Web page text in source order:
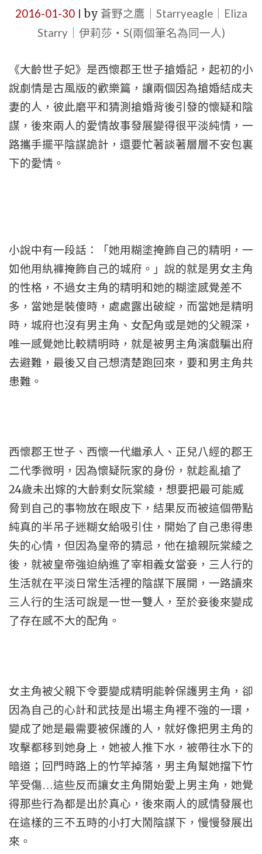
2016-01-30| by 蒼野之鷹｜Starryeagle｜Eliza
Starry｜伊莉莎・S(兩個筆名為同一人)
《大齡世子妃》是西懷郡王世子搶婚記，起初的小
說劇情是古風版的歡樂篇，讓兩個因為搶婚結成夫
妻的人，彼此磨平和猜測搶婚背後引發的懷疑和陰
謀，後來兩人的愛情故事發展變得很平淡純情，一
路攜手擺平陰謀詭計，還要忙著談著層層不安包裏
下的愛情。
小說中有一段話：「她用糊塗掩飾自己的精明，一
如他用紈褲掩飾自己的城府。」說的就是男女主角
的性格，不過女主角的精明和她的糊塗感覺差不
多，當她是裝傻時，處處露出破綻，而當她是精明
時，城府也沒有男主角、女配角或是她的父親深，
唯一感覺她比較精明時，就是被男主角演戲騙出府
去避難，最後又自己想清楚跑回來，要和男主角共
患難。
西懷郡王世子、西懷一代繼承人、正兒八經的郡王
二代季微明，因為懷疑阮家的身份，就趁亂搶了
24歲未出嫁的大齡剩女阮棠綾，想要把最可能威
脅到自己的事物放在眼皮下，結果反而被這個帶點
純真的半吊子迷糊女給吸引住，開始了自己患得患
失的心情，但因為皇帝的猜忌，他在搶親阮棠綾之
後，就被皇帝強迫納進了宰相義女當妾，三人行的
生活就在平淡日常生活裡的陰謀下展開，一路讀來
三人行的生活可說是一世一雙人，至於妾後來變成
了存在感不大的配角。
女主角被父親下令要變成精明能幹保護男主角，卻
因為自己的心計和武技是出場主角裡不強的一環，
變成了她是最需要被保護的人，就好像把男主角的
攻擊都移到她身上，她被人推下水，被帶往水下的
暗道；回門時路上的竹竿掉落，男主角幫她擋下竹
竿受傷…這些反而讓女主角開始愛上男主角，她覺
得那些行為都是出於真心，後來兩人的感情發展也
在這樣的三不五時的小打大鬧陰謀下，慢慢發展出
來。